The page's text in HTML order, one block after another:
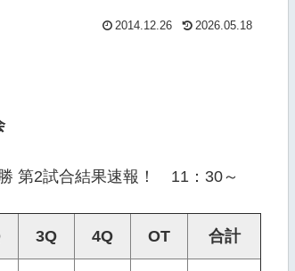
2014.12.26 2026.05.18
第2試合結果速報！ 11：30～
3Q 4Q OT 合計